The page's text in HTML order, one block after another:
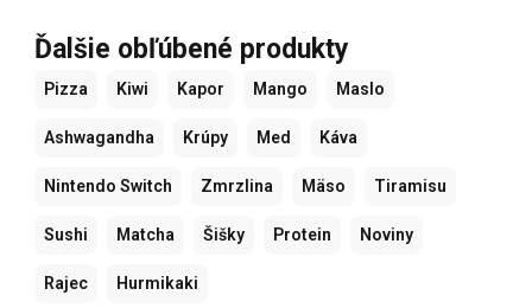
Ďalšie obľúbené produkty
Pizza Kiwi Kapor Mango Maslo
Ashwagandha Krúpy Med Káva
Nintendo Switch Zmrzlina Mäso Tiramisu
Sushi Matcha Šišky Protein Noviny
Rajec Hurmikaki